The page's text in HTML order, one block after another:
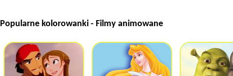
Popularne kolorowanki - Filmy animowane